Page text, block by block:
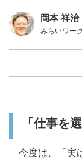
岡本 祥治
みらいワー
「仕事を
今度は、「実